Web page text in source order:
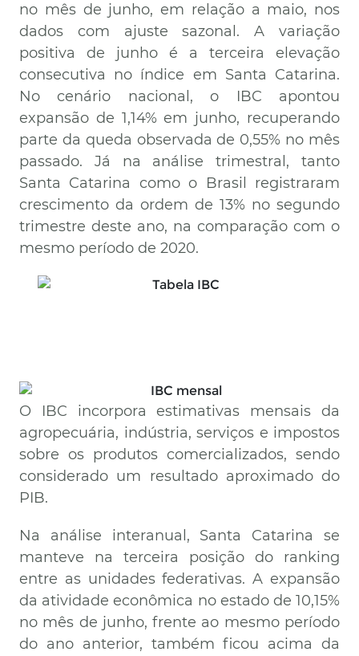
no mês de junho, em relação a maio, nos
dados com ajuste sazonal. A variação
positiva de junho é a terceira elevação
consecutiva no índice em Santa Catarina.
No cenário nacional, o IBC apontou
expansão de 1,14% em junho, recuperando
parte da queda observada de 0,55% no mês
passado. Já na análise trimestral, tanto
Santa Catarina como o Brasil registraram
crescimento da ordem de 13% no segundo
trimestre deste ano, na comparação com o
mesmo período de 2020.
O IBC incorpora estimativas mensais da
agropecuária, indústria, serviços e impostos
sobre os produtos comercializados, sendo
considerado um resultado aproximado do
PIB.
Na análise interanual, Santa Catarina se
manteve na terceira posição do ranking
entre as unidades federativas. A expansão
da atividade econômica no estado de 10,15%
no mês de junho, frente ao mesmo período
do ano anterior, também ficou acima da